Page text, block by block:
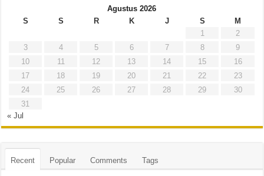
Agustus 2026
S
S R K J S
M
1
2
3
4 5 6 7 8
9
10
11 12 13 14 15
16
17
18 19 20 21 22
23
24
25 26 27 28 29
30
31
« Jul
Recent Popular Comments Tags